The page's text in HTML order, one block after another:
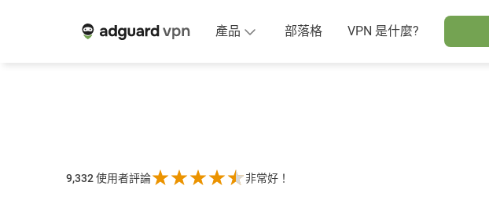
產品 部落格 VPN 是什麼?
9,332使用者評論 非常好！